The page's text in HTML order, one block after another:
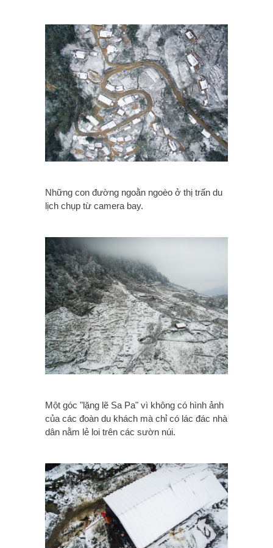
Những con đường ngoằn ngoèo ở thị trấn du
lịch chụp từ camera bay.
Một góc "lặng lẽ Sa Pa" vì không có hình ảnh
của các đoàn du khách mà chỉ có lác đác nhà
dân nằm lẻ loi trên các sườn núi.